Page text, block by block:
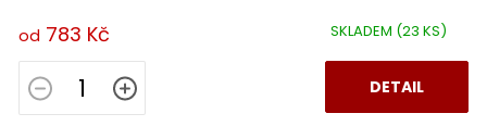
SKLADEM (23 KS)
od 783 Kč
DETAIL